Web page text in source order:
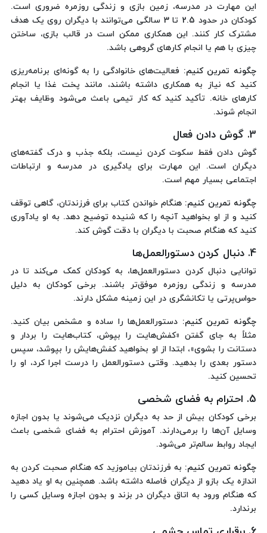
این مهارت در مدرسه، زمین بازی و زندگی روزمره ضروری است.
کودکان در حدود 2.5 تا 3 سالگی می‌توانند با دیگران روی یک هدف
مشترک کار کنند. این همکاری ممکن است در قالب بازی، ساختن
چیزی با هم یا انجام کارهای گروهی باشد.
چگونه تمرین کنیم: فعالیت‌های خانوادگی را به گونه‌ای برنامه‌ریزی
کنید که نیاز به همکاری داشته باشند، مانند پخت غذا یا انجام
کارهای خانه. تأکید کنید که کار تیمی باعث می‌شود وظایف بهتر
انجام شوند.
3. گوش دادن فعال
گوش دادن فقط سکوت کردن نیست، بلکه جذب و درک گفته‌های
دیگران است. این مهارت برای یادگیری در مدرسه و ارتباطات
اجتماعی بسیار مهم است.
چگونه تمرین کنیم: هنگام خواندن کتاب برای فرزندتان، گاهی توقف
کنید و از او بخواهید آنچه را که شنیده توضیح دهد. به او یادآوری
کنید که هنگام صحبت با دیگران با دقت گوش کند.
4. دنبال کردن دستورالعمل‌ها
توانایی دنبال کردن دستورالعمل‌ها، به کودکان کمک می‌کند تا در
مدرسه و زندگی روزمره موفق‌تر باشند. برخی کودکان به دلیل
حواس‌پرتی یا تکانشگری در این زمینه مشکل دارند.
چگونه تمرین کنیم: دستورالعمل‌ها را ساده و مشخص بیان کنید.
مثلاً به جای گفتن «کفش‌هایت را بپوش، کتاب‌هایت را بردار و
دستانت را بشوی»، ابتدا از او بخواهید کفش‌هایش را بپوشد، سپس
دستور بعدی را بدهید. وقتی دستورالعمل را درست اجرا کرد، او را
تحسین کنید.
5. احترام به فضای شخصی
برخی کودکان بیش از حد به دیگران نزدیک می‌شوند یا بدون اجازه
وسایل آن‌ها را برمی‌دارند. آموزش احترام به فضای شخصی باعث
ایجاد روابط سالم‌تر می‌شود.
چگونه تمرین کنیم: به فرزندتان بیاموزید که هنگام صحبت کردن به
اندازه یک بازو از دیگران فاصله داشته باشد. همچنین به او یاد دهید
که هنگام ورود به اتاق دیگران در بزند و بدون اجازه وسایل کسی را
برندارد.